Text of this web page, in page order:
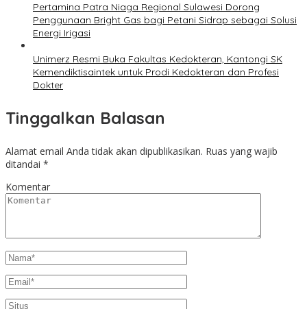
Pertamina Patra Niaga Regional Sulawesi Dorong
Penggunaan Bright Gas bagi Petani Sidrap sebagai Solusi
Energi Irigasi
Unimerz Resmi Buka Fakultas Kedokteran, Kantongi SK
Kemendiktisaintek untuk Prodi Kedokteran dan Profesi
Dokter
Tinggalkan Balasan
Alamat email Anda tidak akan dipublikasikan. Ruas yang wajib
ditandai *
Komentar